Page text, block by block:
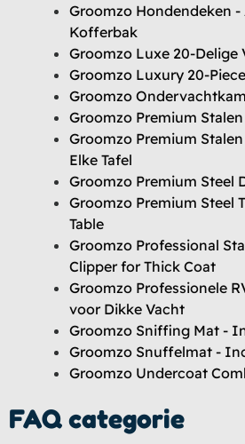
Groomzo Hondendeken
Kofferbak
Groomzo Luxe 20-Delige
Groomzo Luxury 20-
Groomzo
Groomzo Premium
Groomzo Premium
Elke Tafel
Groomzo Premium Steel
Groomzo Premium Steel
Table
Groomzo Professional
Clipper for Thick Coat
Groomzo Professionele
voor Dikke Vacht
Groomzo Sniffing Mat -
Groomzo Snuffelmat -
Groomzo Undercoat
FAQ categorie